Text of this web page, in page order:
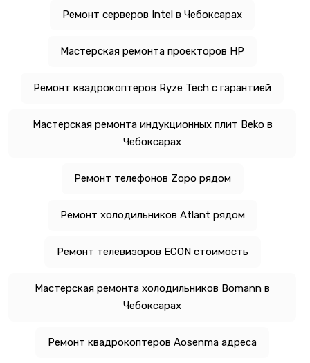
Ремонт серверов Intel в Чебоксарах
Мастерская ремонта проекторов HP
Ремонт квадрокоптеров Ryze Tech с гарантией
Мастерская ремонта индукционных плит Beko в
Чебоксарах
Ремонт телефонов Zopo рядом
Ремонт холодильников Atlant рядом
Ремонт телевизоров ECON стоимость
Мастерская ремонта холодильников Bomann в
Чебоксарах
Ремонт квадрокоптеров Aosenma адреса